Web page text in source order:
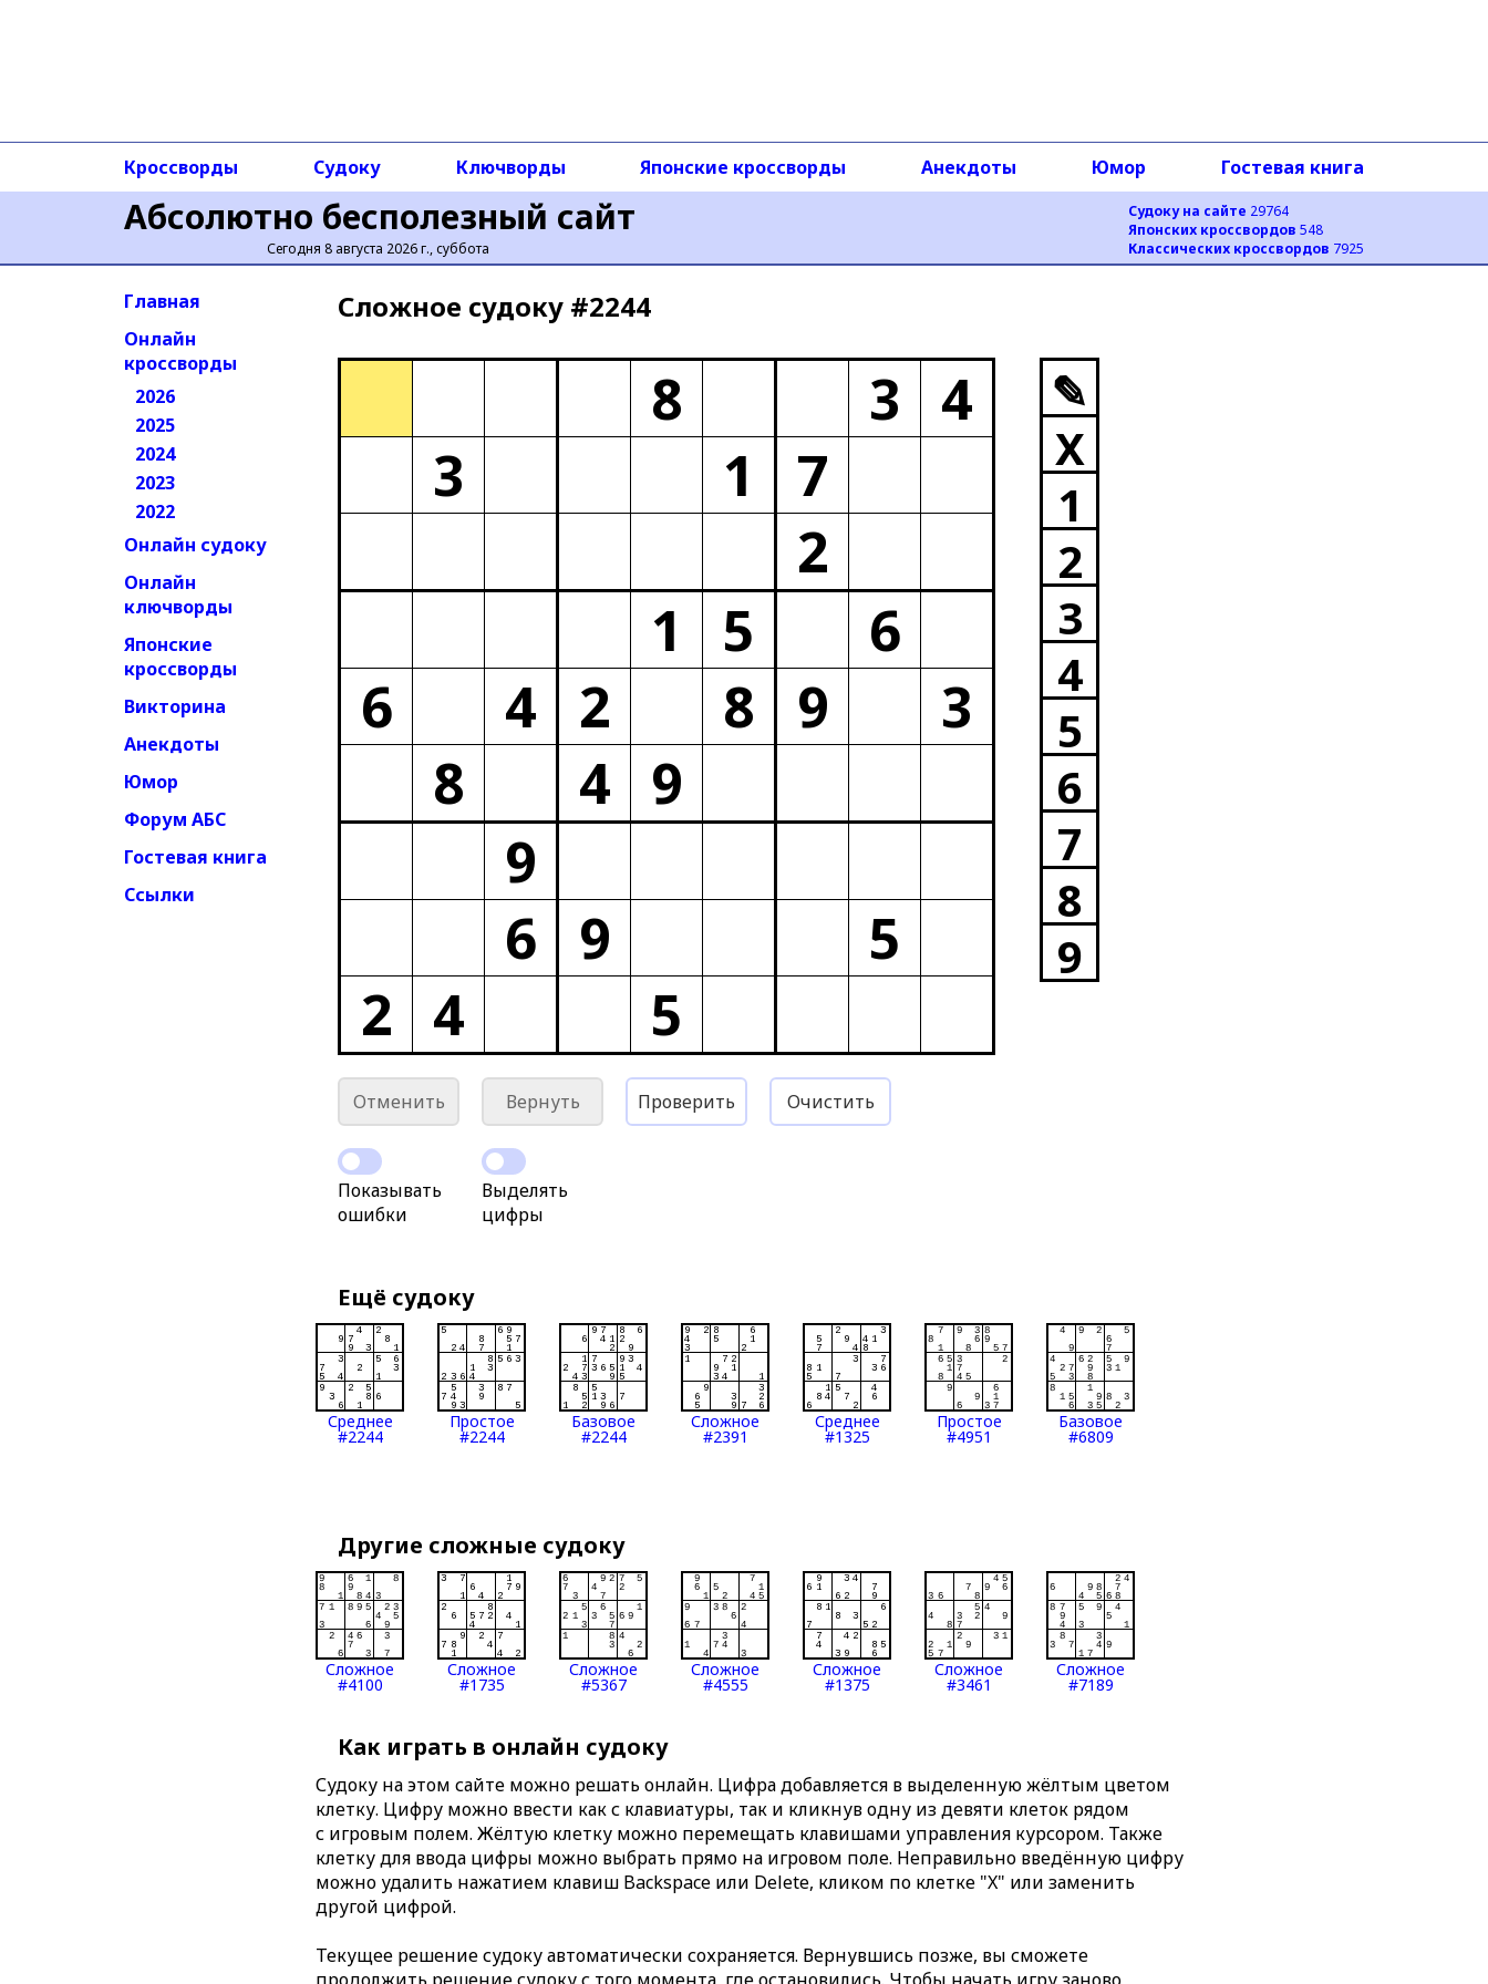
Абсолютно бесполезный сайт
Сегодня 8 августа 2026 г., суббота
Судоку на сайте 29764
Японских кроссвордов 548
Классических кроссвордов 7925
Кроссворды Судоку Ключворды Японские кроссворды Анекдоты Юмор Гостевая книга
Главная
Онлайн
кроссворды
2026
2025
2024
2023
2022
Онлайн судоку
Онлайн
ключворды
Японские
кроссворды
Викторина
Анекдоты
Юмор
Форум АБС
Гостевая книга
Ссылки
Сложное cудоку #2244
8 3 4
3
1
7
2
1
5
6
6
4 2 8 9
3
8
4 9
9
6
9
5
2 4 5
✎
X
1
2
3
4
5
6
7
8
9
Отменить Вернуть Проверить Очистить
Показывать
ошибки
Выделять
цифры
Ещё судоку
Среднее
#2244
Простое
#2244
Базовое
#2244
Сложное
#2391
Среднее
#1325
Простое
#4951
Базовое
#6809
Другие сложные судоку
Сложное
#4100
Сложное
#1735
Сложное
#5367
Сложное
#4555
Сложное
#1375
Сложное
#3461
Сложное
#7189
Как играть в онлайн судоку
Судоку на этом сайте можно решать онлайн. Цифра добавляется в выделенную жёлтым цветом
клетку. Цифру можно ввести как с клавиатуры, так и кликнув одну из девяти клеток рядом
с игровым полем. Жёлтую клетку можно перемещать клавишами управления курсором. Также
клетку для ввода цифры можно выбрать прямо на игровом поле. Неправильно введённую цифру
можно удалить нажатием клавиш Backspace или Delete, кликом по клетке "X" или заменить
другой цифрой.
Текущее решение судоку автоматически сохраняется. Вернувшись позже, вы сможете